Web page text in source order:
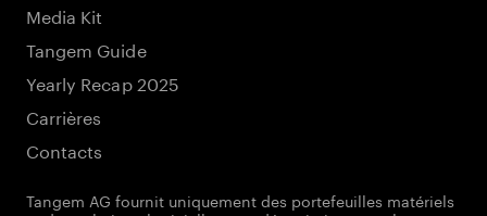
Media Kit
Tangem Guide
Yearly Recap 2025
Carrières
Contacts
Tangem AG fournit uniquement des portefeuilles matériels